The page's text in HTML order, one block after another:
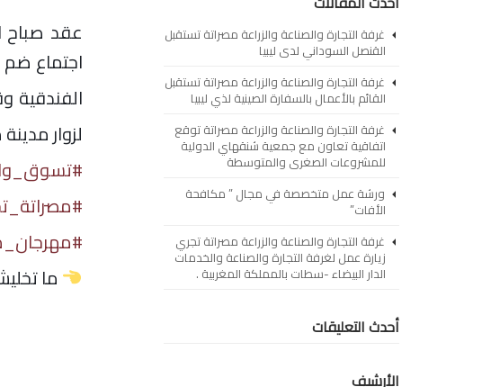
اجتماع ضم
الفندقية
لزوار
#
#
#
ما
غرفة التجارة والصناعة والزراعة مصراتة تستقبل
القنصل السوداني لدى ليبيا
غرفة التجارة والصناعة والزراعة مصراتة تستقبل
القائم بالأعمال بالسفارة الصينية لذي ليبيا
غرفة التجارة والصناعة والزراعة مصراتة توقع
اتفاقية تعاون مع جمعية شنقهاي الدولية
للمشروعات الصغرى والمتوسطة
ورشة عمل متخصصة في مجال ” مكافحة
الأفات”
غرفة التجارة والصناعة والزراعة مصراتة تجري
زيارة عمل لغرفة التجارة والصناعة والخدمات
الدار البيضاء -سطات بالمملكة المغربية .
أحدث التعليقات
الأرشيف